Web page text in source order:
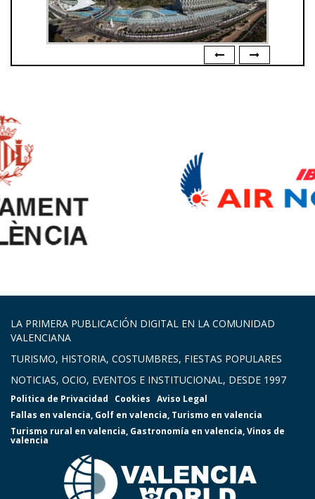
LA PRIMERA PUBLICACIÓN DIGITAL EN LA COMUNIDAD
VALENCIANA
TURISMO, HISTORIA, COSTUMBRES, FIESTAS POPULARES
NOTICIAS, OCIO, EVENTOS E INSTITUCIONAL, DESDE 1997
Politica de Privacidad Cookies Aviso Legal
Fallas en valencia, Golf en valencia, Turismo en valencia
Turismo rural en valencia, Gastronomía en valencia,Vinos de
valencia